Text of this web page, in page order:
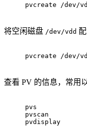
pvcreate /dev/
将空闲磁盘 /dev/vdd
pvcreate /dev/
查看 PV 的信息，常用
pvs
pvscan
pvdisplay